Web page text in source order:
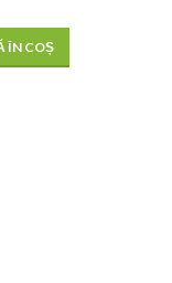
ÎN COȘ